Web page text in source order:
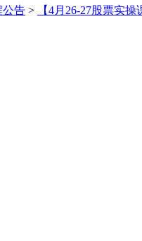
公告 > 【4月26-27股票实操